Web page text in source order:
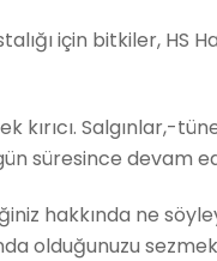
için bitkiler, HS
kırıcı. Salgınlar,-
süresince devam
hakkında ne
olduğunuzu